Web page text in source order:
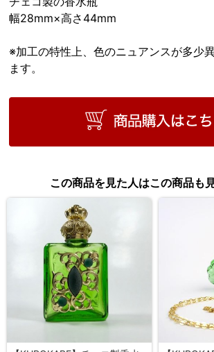
幅28mm×高さ44mm
※加工の特性上、色のニュアンスが多少
ます。
この商品を見た人はこの商品も